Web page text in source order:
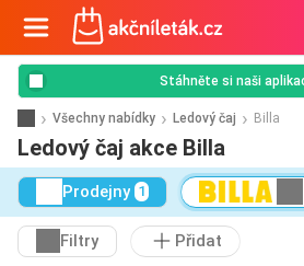
Stáhněte si naši
Všechny nabídky Ledový čaj Billa
Ledový čaj akce Billa
Prodejny 1
Filtry
Přidat